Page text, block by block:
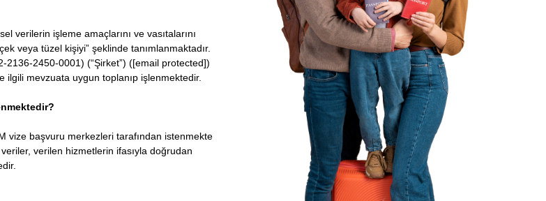
verilerin işleme amaçlarını ve vasıtalarını
veya tüzel kişiyi” şeklinde tanımlanmaktadır.
2136-2450-0001) (“Şirket”) ([email protected])
mevzuata uygun toplanıp işlenmektedir.
vize başvuru merkezleri tarafından istenmekte
verilen hizmetlerin ifasıyla doğrudan